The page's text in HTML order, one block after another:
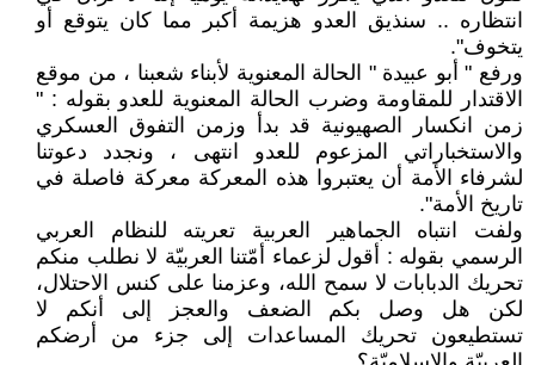
انتظاره .. سنذيق العدو هزيمة أكبر مما كان يتوقع أو
يتخوف".
ورفع " أبو عبيدة " الحالة المعنوية لأبناء شعبنا ، من موقع
الاقتدار للمقاومة وضرب الحالة المعنوية للعدو بقوله : "
زمن انكسار الصهيونية قد بدأ وزمن التفوق العسكري
والاستخباراتي المزعوم للعدو انتهى ، ونجدد دعوتنا
لشرفاء الأمة أن يعتبروا هذه المعركة معركة فاصلة في
تاريخ الأمة".
ولفت انتباه الجماهير العربية تعريته للنظام العربي
الرسمي بقوله : أقول لزعماء أمّتنا العربيّة لا نطلب منكم
تحريك الدبابات لا سمح الله، وعزمنا على كنس الاحتلال،
لكن هل وصل بكم الضعف والعجز إلى أنكم لا
تستطيعون تحريك المساعدات إلى جزء من أرضكم